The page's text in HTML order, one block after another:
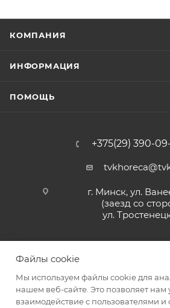
КОМПАНИЯ
ИНФОРМАЦИЯ
ПОМОЩЬ
+375(29) 390-
г. Минск, ул.
(заезд со
ул.
Файлы cookie
Мы используем файлы cookie для
нашем веб-сайте. Это позволяет нам
взаимодействие с пользователями и